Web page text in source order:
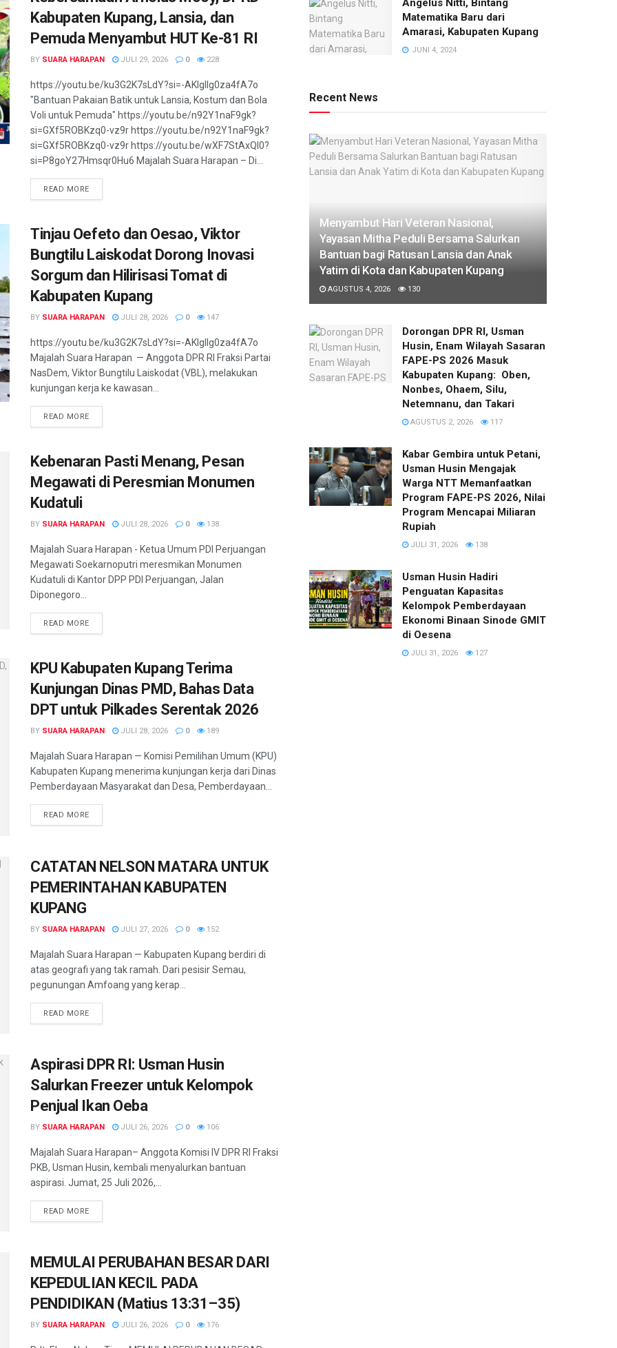
Kabupaten Kupang, Lansia, dan
Pemuda Menyambut HUT Ke-81 RI
BY SUARA HARAPAN JULI 29, 2026 0 228
https://youtu.be/ku3G2K7sLdY?si=-AKlgllg0za4fA7o
"Bantuan Pakaian Batik untuk Lansia, Kostum dan Bola
Voli untuk Pemuda" https://youtu.be/n92Y1naF9gk?
si=GXf5ROBKzq0-vz9r https://youtu.be/n92Y1naF9gk?
si=GXf5ROBKzq0-vz9r https://youtu.be/wXF7StAxQI0?
si=P8goY27Hmsqr0Hu6 Majalah Suara Harapan – Di...
READ MORE
Tinjau Oefeto dan Oesao, Viktor
Bungtilu Laiskodat Dorong Inovasi
Sorgum dan Hilirisasi Tomat di
Kabupaten Kupang
BY SUARA HARAPAN JULI 28, 2026 0 147
https://youtu.be/ku3G2K7sLdY?si=-AKlgllg0za4fA7o ​
Majalah Suara Harapan — Anggota DPR RI Fraksi Partai
NasDem, Viktor Bungtilu Laiskodat (VBL), melakukan
kunjungan kerja ke kawasan...
READ MORE
Kebenaran Pasti Menang, Pesan
Megawati di Peresmian Monumen
Kudatuli
BY SUARA HARAPAN JULI 28, 2026 0 138
Majalah Suara Harapan - Ketua Umum PDI Perjuangan
Megawati Soekarnoputri meresmikan Monumen
Kudatuli di Kantor DPP PDI Perjuangan, Jalan
Diponegoro...
READ MORE
KPU Kabupaten Kupang Terima
Kunjungan Dinas PMD, Bahas Data
DPT untuk Pilkades Serentak 2026
BY SUARA HARAPAN JULI 28, 2026 0 189
​Majalah Suara Harapan — Komisi Pemilihan Umum (KPU)
Kabupaten Kupang menerima kunjungan kerja dari Dinas
Pemberdayaan Masyarakat dan Desa, Pemberdayaan...
READ MORE
CATATAN NELSON MATARA UNTUK
PEMERINTAHAN KABUPATEN
KUPANG
BY SUARA HARAPAN JULI 27, 2026 0 152
​Majalah Suara Harapan — Kabupaten Kupang berdiri di
atas geografi yang tak ramah. Dari pesisir Semau,
pegunungan Amfoang yang kerap...
READ MORE
Aspirasi DPR RI: Usman Husin
Salurkan Freezer untuk Kelompok
Penjual Ikan Oeba
BY SUARA HARAPAN JULI 26, 2026 0 106
Majalah Suara Harapan– Anggota Komisi IV DPR RI Fraksi
PKB, Usman Husin, kembali menyalurkan bantuan
aspirasi. Jumat, 25 Juli 2026,...
READ MORE
MEMULAI PERUBAHAN BESAR DARI
KEPEDULIAN KECIL PADA
PENDIDIKAN (Matius 13:31–35)
BY SUARA HARAPAN JULI 26, 2026 0 176
Angelus Nitti, Bintang
Matematika Baru dari
Amarasi, Kabupaten Kupang
JUNI 4, 2024
Recent News
​Menyambut Hari Veteran Nasional,
Yayasan Mitha Peduli Bersama Salurkan
Bantuan bagi Ratusan Lansia dan Anak
Yatim di Kota dan Kabupaten Kupang
AGUSTUS 4, 2026 130
Dorongan DPR RI, Usman
Husin, Enam Wilayah Sasaran
FAPE-PS 2026 Masuk
Kabupaten Kupang: Oben,
Nonbes, Ohaem, Silu,
Netemnanu, dan Takari
AGUSTUS 2, 2026 117
Kabar Gembira untuk Petani,
Usman Husin Mengajak
Warga NTT Memanfaatkan
Program FAPE-PS 2026, Nilai
Program Mencapai Miliaran
Rupiah
JULI 31, 2026 138
​Usman Husin Hadiri
Penguatan Kapasitas
Kelompok Pemberdayaan
Ekonomi Binaan Sinode GMIT
di Oesena
JULI 31, 2026 127